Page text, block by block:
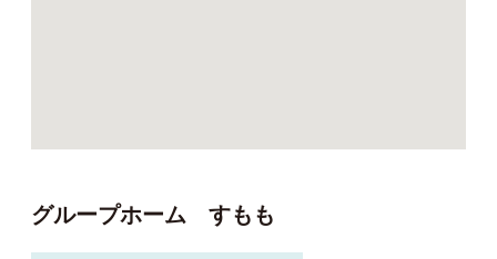
グループホーム すもも